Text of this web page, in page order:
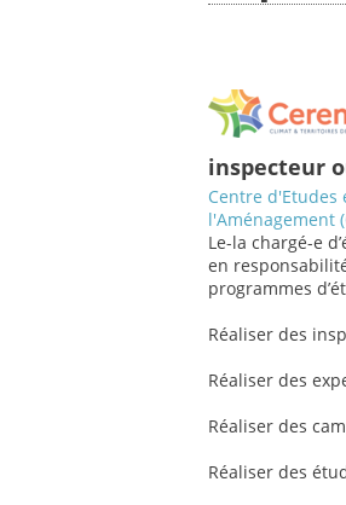
inspecteur
Centre
l'Aménagement
Le-la chargé-e
en
programmes
Réaliser des
Réaliser des
Réaliser des
Réaliser des